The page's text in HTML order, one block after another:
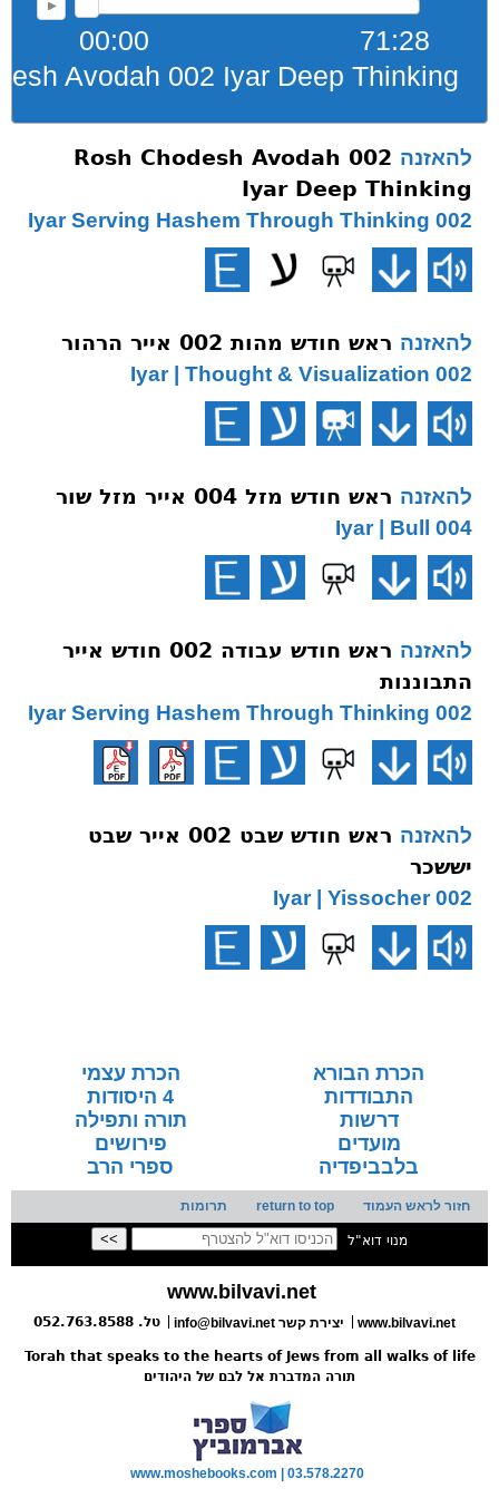
00:00
71:28
Avodah 002 Iyar Deep Thinking
להאזנה Rosh Chodesh Avodah 002
Iyar Deep Thinking
002 Iyar Serving Hashem Through Thinking
להאזנה ראש חודש מהות 002 אייר הרהור
002 Iyar | Thought & Visualization
להאזנה ראש חודש מזל 004 אייר מזל שור
004 Iyar | Bull
להאזנה
ראש חודש עבודה 002 חודש אייר
התבוננות
002 Iyar Serving Hashem Through Thinking
להאזנה
ראש חודש שבט 002 אייר שבט
יששכר
002 Iyar | Yissocher
הכרת הבורא
הכרת עצמי
התבודדות
4 היסודות
דרשות
תורה ותפילה
מועדים
פירושים
בלבביפדיה
ספרי הרב
חזור לראש העמוד return to top תרומות
מנוי דוא"ל
www.bilvavi.net
www.bilvavi.net info@bilvavi.net יצירת קשר טל. 052.763.8588
Torah that speaks to the hearts of Jews from all walks of life
תורה המדברת אל לבם של היהודים
www.moshebooks.com | 03.578.2270